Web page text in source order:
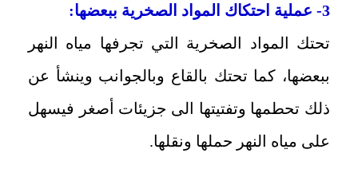
3- عملية احتكاك المواد الصخرية ببعضها:
تحتك المواد الصخرية التي تجرفها مياه النهر
ببعضها، كما تحتك بالقاع وبالجوانب وينشأ عن
ذلك تحطمها وتفتيتها الى جزيئات أصغر فيسهل
على مياه النهر حملها ونقلها.